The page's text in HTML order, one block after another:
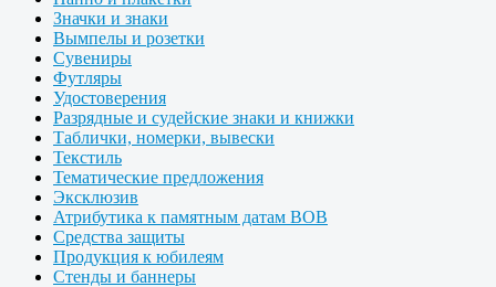
Значки и знаки
Вымпелы и розетки
Сувениры
Футляры
Удостоверения
Разрядные и судейские знаки и книжки
Таблички, номерки, вывески
Текстиль
Тематические предложения
Эксклюзив
Атрибутика к памятным датам ВОВ
Средства защиты
Продукция к юбилеям
Стенды и баннеры